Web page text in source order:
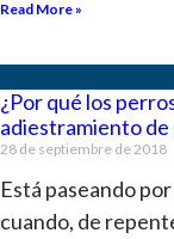
Read More »
¿Por qué los
adiestramiento de
28 de septiembre de 2018
Está paseando
cuando, de